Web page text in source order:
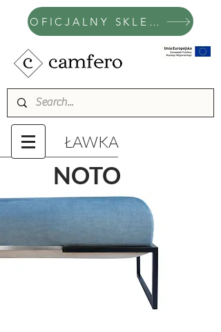
OFICJALNY SKLEP CAMFERO
ŁAWKA
NOTO